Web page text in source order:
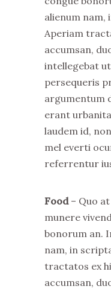
alienum nam,
Aperiam
accumsan,
intellegebat
persequeris
argumentum
erant
laudem id,
mel everti
referrentur
Food– Quo
munere
bonorum an.
nam, in
tractatos ex
accumsan,